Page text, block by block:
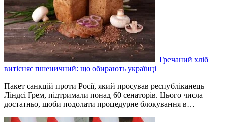
Гречаний хліб
витісняє пшеничний: що обирають українці
Пакет санкцій проти Росії, який просував республіканець
Ліндсі Грем, підтримали понад 60 сенаторів. Цього числа
достатньо, щоби подолати процедурне блокування в…